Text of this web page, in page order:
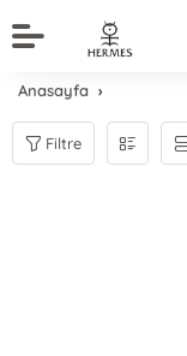
Anasayfa
Filtre